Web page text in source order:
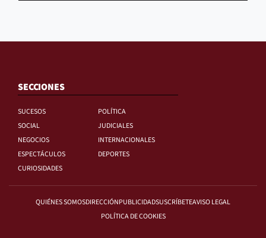
SECCIONES
SUCESOS
POLÍTICA
SOCIAL
JUDICIALES
NEGOCIOS
INTERNACIONALES
ESPECTÁCULOS
DEPORTES
CURIOSIDADES
QUIÉNES SOMOSDIRECCIÓNPUBLICIDADSUSCRÍBETEAVISO LEGAL
POLÍTICA DE COOKIES